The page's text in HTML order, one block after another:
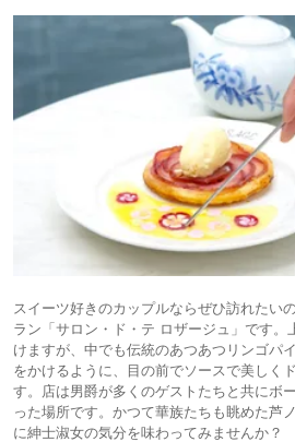
スイーツ好きのカップルならぜひ訪れたい
ラン「サロン・ド・テ ロザージュ」です。
けますが、中でも伝統のあつあつリンゴパ
をかけるように、目の前でソースで美しく
す。店は男爵が多くのゲストたちと共にボ
った場所です。かつて華族たちも眺めた芦
に紳士淑女の気分を味わってみませんか？